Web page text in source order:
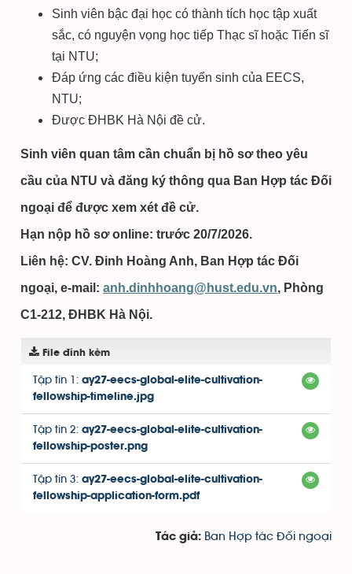
Sinh viên bậc đại học có thành tích học tập xuất
sắc, có nguyện vọng học tiếp Thạc sĩ hoặc Tiến sĩ
tại NTU;
Đáp ứng các điều kiện tuyển sinh của EECS,
NTU;
Được ĐHBK Hà Nội đề cử.
Sinh viên quan tâm cần chuẩn bị hồ sơ theo yêu
cầu của NTU và đăng ký thông qua Ban Hợp tác Đối
ngoại để được xem xét đề cử.
Hạn nộp hồ sơ online: trước 20/7/2026.
Liên hệ: CV. Đinh Hoàng Anh, Ban Hợp tác Đối
ngoại, e-mail: anh.dinhhoang@hust.edu.vn, Phòng
C1-212, ĐHBK Hà Nội.
File đính kèm
Tập tin 1: ay27-eecs-global-elite-cultivation-
fellowship-timeline.jpg
Tập tin 2: ay27-eecs-global-elite-cultivation-
fellowship-poster.png
Tập tin 3: ay27-eecs-global-elite-cultivation-
fellowship-application-form.pdf
Tác giả: Ban Hợp tác Đối ngoại